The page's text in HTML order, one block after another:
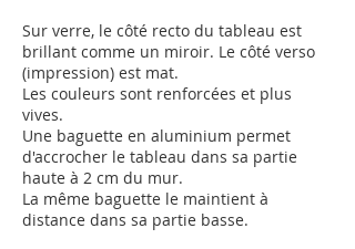
Sur verre, le côté recto du tableau est
brillant comme un miroir. Le côté verso
(impression) est mat.
Les couleurs sont renforcées et plus
vives.
Une baguette en aluminium permet
d'accrocher le tableau dans sa partie
haute à 2 cm du mur.
La même baguette le maintient à
distance dans sa partie basse.